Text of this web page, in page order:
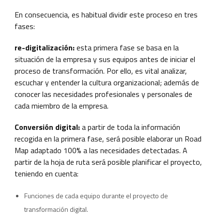
En consecuencia, es habitual dividir este proceso en tres
fases:
re-digitalización:esta primera fase se basa en la
situación de la empresa y sus equipos antes de iniciar el
proceso de transformación. Por ello, es vital analizar,
escuchar y entender la cultura organizacional; además de
conocer las necesidades profesionales y personales de
cada miembro de la empresa.
Conversión digital:a partir de toda la información
recogida en la primera fase, será posible elaborar un Road
Map adaptado 100% a las necesidades detectadas. A
partir de la hoja de ruta será posible planificar el proyecto,
teniendo en cuenta:
Funciones de cada equipo durante el proyecto de
transformación digital.